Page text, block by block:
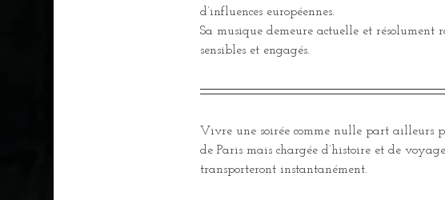
d’influences européennes.
Sa musique demeure actuelle et résolument
sensibles et engagés.
Vivre une soirée comme nulle part ailleurs
de Paris mais chargée d’histoire et de
transporteront instantanément.